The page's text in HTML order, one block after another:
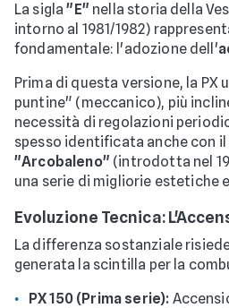
La sigla"E" nella storia della
intorno al 1981/1982)
fondamentale: l'adozione dell'
Prima di questa versione, la PX
puntine" (meccanico), più
necessità di regolazioni
spesso identificata anche con
"Arcobaleno" (introdotta nel
una serie di migliorie estetiche
Evoluzione Tecnica:
La differenza sostanziale
generata la scintilla per la
PX 150 (Prima serie):